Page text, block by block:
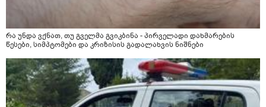
რა უნდა ვქნათ, თუ გველმა გვიკბინა - პირველადი დახმარების
წესები, სიმპტომები და კრიზისის გადალახვის ნიშნები